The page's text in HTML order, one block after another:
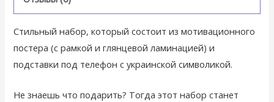
Стильный набор, который состоит из мотивационного
постера (с рамкой и глянцевой ламинацией) и
подставки под телефон с украинской символикой.
Не знаешь что подарить? Тогда этот набор станет